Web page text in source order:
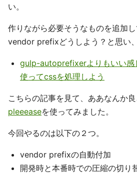
い。
作りながら必要そうなものを追加し
vendor prefixどうしよう？と思い、
gulp-autoprefixerよりもいい感
使ってcssを処理しよう
こちらの記事を見て、ああなんか
pleeeaseを使ってみました。
今回やるのは以下の２つ。
vendor prefixの自動付加
開発時と本番時での圧縮の切り